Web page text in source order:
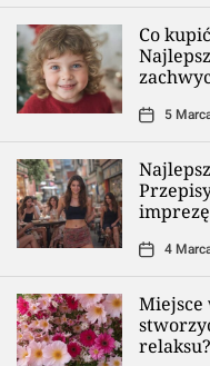
Co
5
imprezę
4
Miejsce
relaksu?